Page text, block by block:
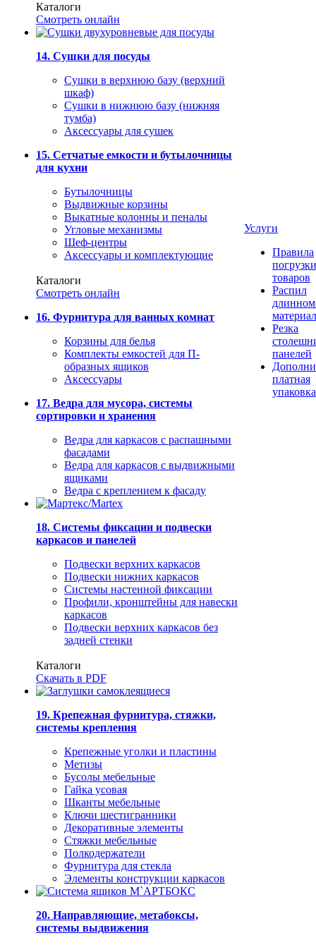
Каталоги
Смотреть онлайн
14. Сушки для посуды
Сушки в верхнюю базу (верхний
шкаф)
Сушки в нижнюю базу (нижняя
тумба)
Аксессуары для сушек
15. Сетчатые емкости и бутылочницы
для кухни
Бутылочницы
Выдвижные корзины
Выкатные колонны и пеналы
Угловые механизмы
Шеф-центры
Аксессуары и комплектующие
Каталоги
Смотреть онлайн
16. Фурнитура для ванных комнат
Корзины для белья
Комплекты емкостей для П-
образных ящиков
Аксессуары
17. Ведра для мусора, системы
сортировки и хранения
Ведра для каркасов с распашными
фасадами
Ведра для каркасов с выдвижными
ящиками
Ведра с креплением к фасаду
18. Системы фиксации и подвески
каркасов и панелей
Подвески верхних каркасов
Подвески нижних каркасов
Системы настенной фиксации
Профили, кронштейны для навески
каркасов
Подвески верхних каркасов без
задней стенки
Каталоги
Скачать в PDF
19. Крепежная фурнитура, стяжки,
системы крепления
Крепежные уголки и пластины
Метизы
Бусолы мебельные
Гайка усовая
Шканты мебельные
Ключи шестигранники
Декоративные элементы
Стяжки мебельные
Полкодержатели
Фурнитура для стекла
Элементы конструкции каркасов
20. Направляющие, метабоксы,
системы выдвижения
Услуги
Правила
погрузки
товаров
Распил
Резка
панелей
платная
упаковка